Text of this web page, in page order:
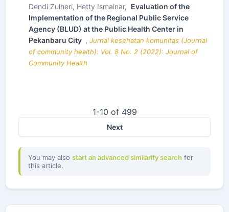
Dendi Zulheri, Hetty Ismainar, Evaluation of the
Implementation of the Regional Public Service
Agency (BLUD) at the Public Health Center in
Pekanbaru City , Jurnal kesehatan komunitas (Journal
of community health): Vol. 8 No. 2 (2022): Journal of
Community Health
1-10 of 499
Next
You may also start an advanced similarity search for
this article.